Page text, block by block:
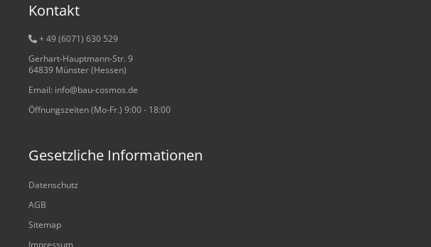
Kontakt
+ 49 (6071) 630 529
Gerhart-Hauptmann-Str. 9
64839 Münster (Hessen)
Email: info@bau-cosmos.de
Öffnungszeiten (Mo-Fr.) 9:00 - 18:00
Gesetzliche Informationen
Datenschutz
AGB
Sitemap
Impressum